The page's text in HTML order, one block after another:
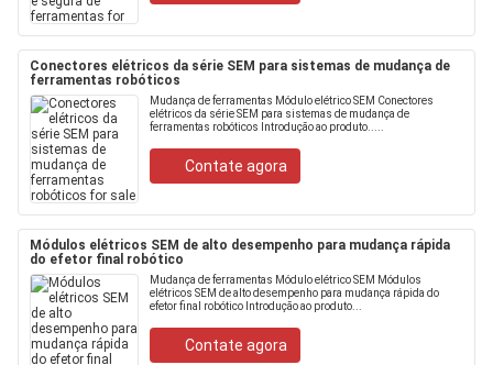
Conectores elétricos da série SEM para sistemas de mudança de
ferramentas robóticos
Mudança de ferramentas Módulo elétrico SEM Conectores
elétricos da série SEM para sistemas de mudança de
ferramentas robóticos Introdução ao produto.....
Contate agora
Módulos elétricos SEM de alto desempenho para mudança rápida
do efetor final robótico
Mudança de ferramentas Módulo elétrico SEM Módulos
elétricos SEM de alto desempenho para mudança rápida do
efetor final robótico Introdução ao produto...
Contate agora